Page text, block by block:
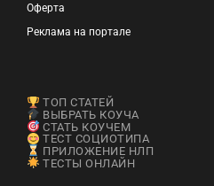
Оферта
Реклама на портале
ТОП СТАТЕЙ
ВЫБРАТЬ КОУЧА
СТАТЬ КОУЧЕМ
ТЕСТ СОЦИОТИПА
ПРИЛОЖЕНИЕ НЛП
ТЕСТЫ ОНЛАЙН